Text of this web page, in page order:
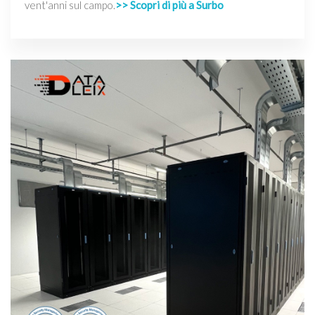
vent'anni sul campo.>> Scopri di più a Surbo